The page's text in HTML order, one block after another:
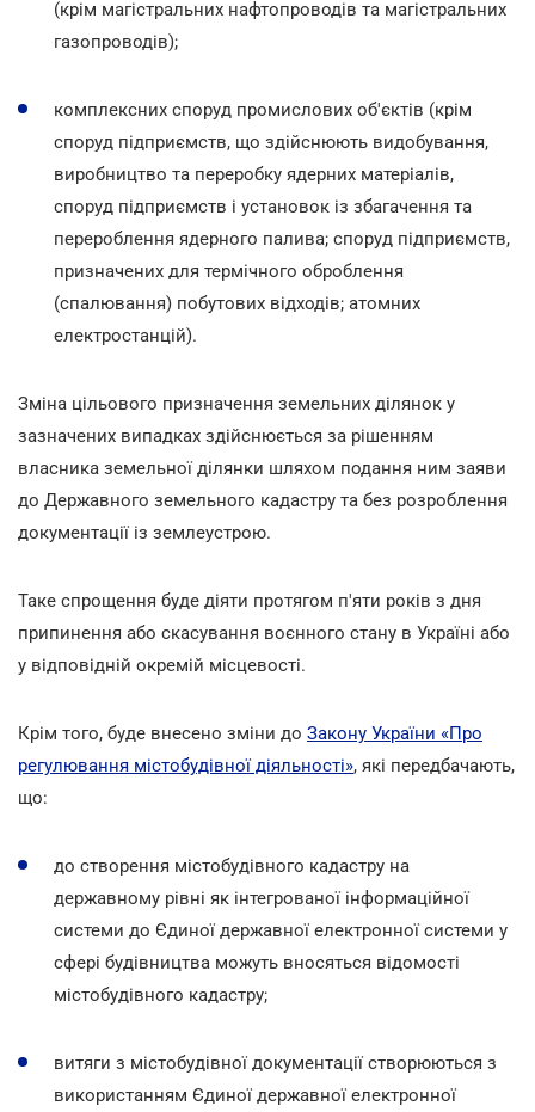
(крім магістральних нафтопроводів та магістральних
газопроводів);
комплексних споруд промислових об'єктів (крім
споруд підприємств, що здійснюють видобування,
виробництво та переробку ядерних матеріалів,
споруд підприємств і установок із збагачення та
перероблення ядерного палива; споруд підприємств,
призначених для термічного оброблення
(спалювання) побутових відходів; атомних
електростанцій).
Зміна цільового призначення земельних ділянок у
зазначених випадках здійснюється за рішенням
власника земельної ділянки шляхом подання ним заяви
до Державного земельного кадастру та без розроблення
документації із землеустрою.
Таке спрощення буде діяти протягом п'яти років з дня
припинення або скасування воєнного стану в Україні або
у відповідній окремій місцевості.
Крім того, буде внесено зміни до Закону України «Про
регулювання містобудівної діяльності», які передбачають,
що:
до створення містобудівного кадастру на
державному рівні як інтегрованої інформаційної
системи до Єдиної державної електронної системи у
сфері будівництва можуть вносяться відомості
містобудівного кадастру;
витяги з містобудівної документації створюються з
використанням Єдиної державної електронної